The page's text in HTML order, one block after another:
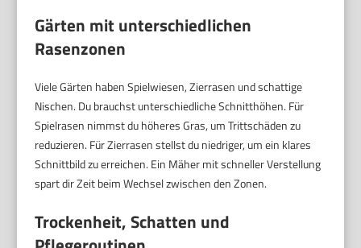
Gärten mit unterschiedlichen
Rasenzonen
Viele Gärten haben Spielwiesen, Zierrasen und schattige
Nischen. Du brauchst unterschiedliche Schnitthöhen. Für
Spielrasen nimmst du höheres Gras, um Trittschäden zu
reduzieren. Für Zierrasen stellst du niedriger, um ein klares
Schnittbild zu erreichen. Ein Mäher mit schneller Verstellung
spart dir Zeit beim Wechsel zwischen den Zonen.
Trockenheit, Schatten und